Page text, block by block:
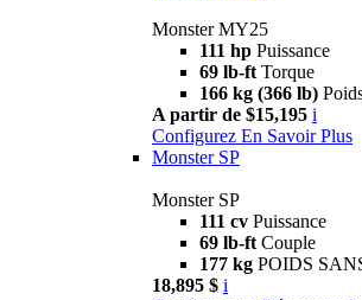
Monster MY25
111 hp Puissance
69 lb-ft Torque
166 kg (366 lb)
A partir de $15,195 i
Configurez En Savoir Plus
Monster SP
Monster SP
111 cv Puissance
69 lb-ft Couple
177 kg POIDS
18,895 $ i